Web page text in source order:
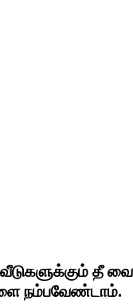
தீ
நம்பவேண்டாம்.